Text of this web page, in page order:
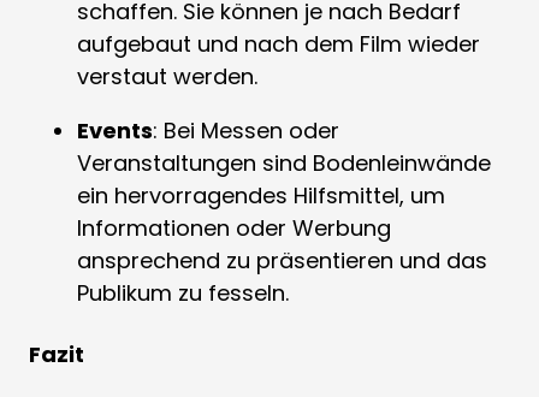
schaffen. Sie können je nach Bedarf
aufgebaut und nach dem Film wieder
verstaut werden.
Events: Bei Messen oder
Veranstaltungen sind Bodenleinwände
ein hervorragendes Hilfsmittel, um
Informationen oder Werbung
ansprechend zu präsentieren und das
Publikum zu fesseln.
Fazit